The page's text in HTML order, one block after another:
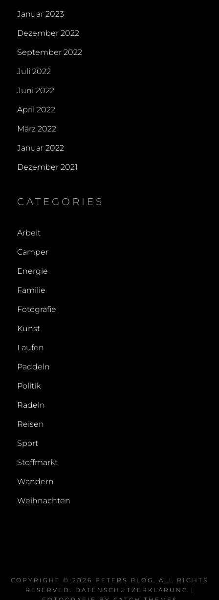
Januar 2023
Dezember 2022
September 2022
Juli 2022
Juni 2022
April 2022
März 2022
Januar 2022
Dezember 2021
CATEGORIES
Arbeit
Camper
Energie
Familie
Fotografie
Kunst
Laufen
Paddeln
Politik
Radeln
Reisen
Sport
Stoffmarkt
Wandern
Weihnachten
COPYRIGHT © 2026 PETERS BLOG
. ALL RIGHTS
RESERVED. DATENSCHUTZERKLÄRUNG
|